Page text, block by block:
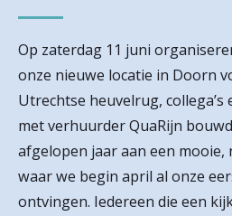
Spoed
Translate
Op zaterdag 11 juni
onze nieuwe locatie in Doorn
Utrechtse heuvelrug, collega’s
met verhuurder QuaRijn
afgelopen jaar aan een mooie,
waar we begin april al onze
ontvingen. Iedereen die een